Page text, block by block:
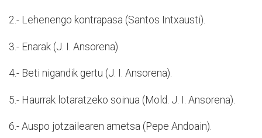
2.- Lehenengo kontrapasa (Santos Intxausti).
3.- Enarak (J. I. Ansorena).
4.- Beti nigandik gertu (J. I. Ansorena).
5.- Haurrak lotaratzeko soinua (Mold. J. I. Ansorena).
6.- Auspo jotzailearen ametsa (Pepe Andoain).